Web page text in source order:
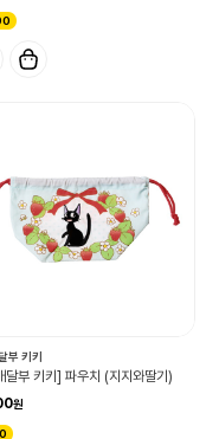
부 키키
달부 키키] 파우치 (지지와딸기)